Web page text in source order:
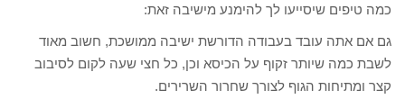
כמה טיפים שיסייעו לך להימנע מישיבה זאת:
גם אם אתה עובד בעבודה הדורשת ישיבה ממושכת, חשוב מאוד
לשבת כמה שיותר זקוף על הכיסא וכן, כל חצי שעה לקום לסיבוב
קצר ומתיחות הגוף לצורך שחרור השרירים.